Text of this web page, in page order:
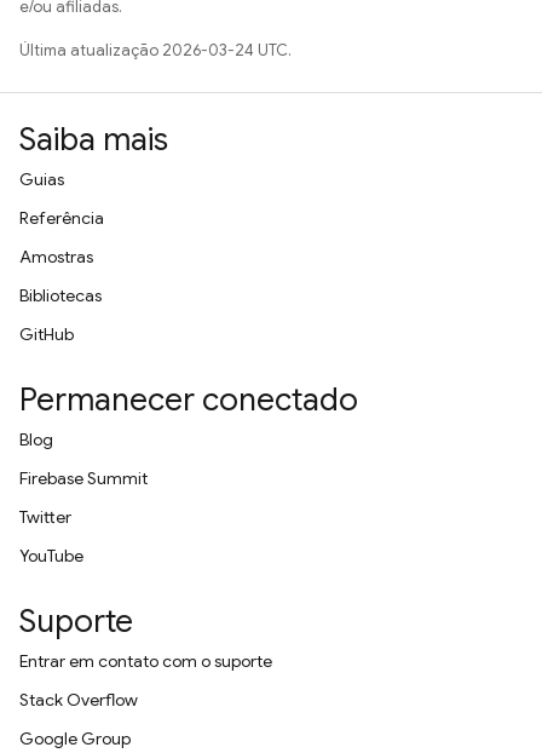
e/ou afiliadas.
Última atualização 2026-03-24 UTC.
Saiba mais
Guias
Referência
Amostras
Bibliotecas
GitHub
Permanecer conectado
Blog
Firebase Summit
Twitter
YouTube
Suporte
Entrar em contato com o suporte
Stack Overflow
Google Group